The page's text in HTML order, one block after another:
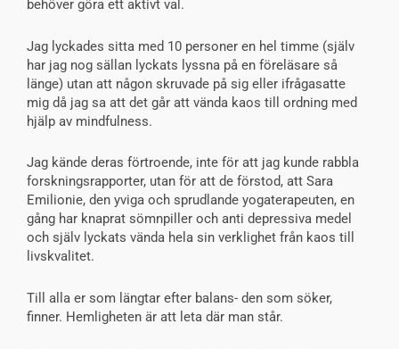
behöver göra ett aktivt val.
Jag lyckades sitta med 10 personer en hel timme (själv
har jag nog sällan lyckats lyssna på en föreläsare så
länge) utan att någon skruvade på sig eller ifrågasatte
mig då jag sa att det går att vända kaos till ordning med
hjälp av mindfulness.
Jag kände deras förtroende, inte för att jag kunde rabbla
forskningsrapporter, utan för att de förstod, att Sara
Emilionie, den yviga och sprudlande yogaterapeuten, en
gång har knaprat sömnpiller och anti depressiva medel
och själv lyckats vända hela sin verklighet från kaos till
livskvalitet.
Till alla er som längtar efter balans- den som söker,
finner. Hemligheten är att leta där man står.